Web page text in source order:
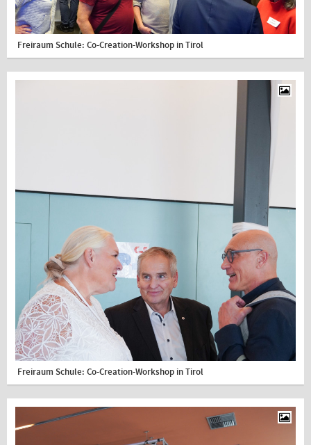
Freiraum Schule: Co-Creation-Workshop in Tirol
Freiraum Schule: Co-Creation-Workshop in Tirol